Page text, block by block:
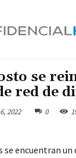
se
red de
2022 0
se encuentran un